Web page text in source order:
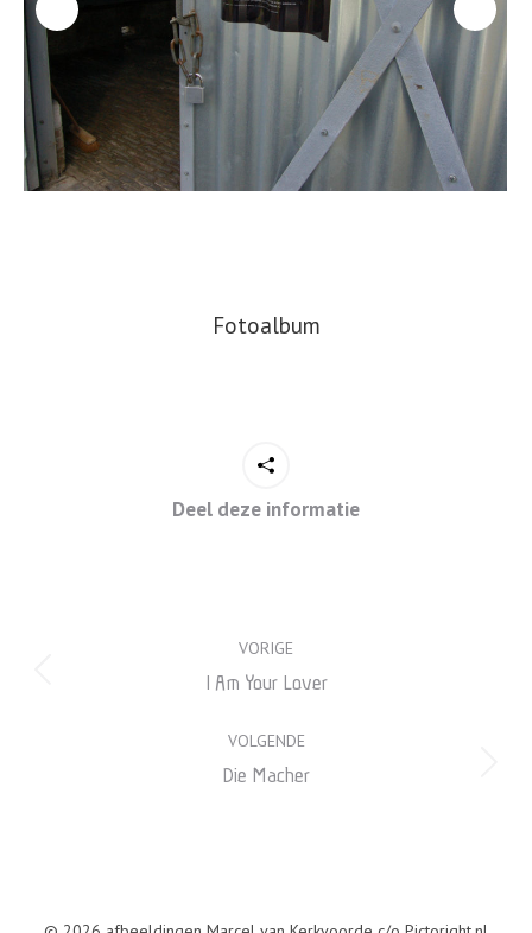
Fotoalbum
Deel deze informatie
VORIGE
Previous
I Am Your Lover
VOLGENDE
Next
Die Macher